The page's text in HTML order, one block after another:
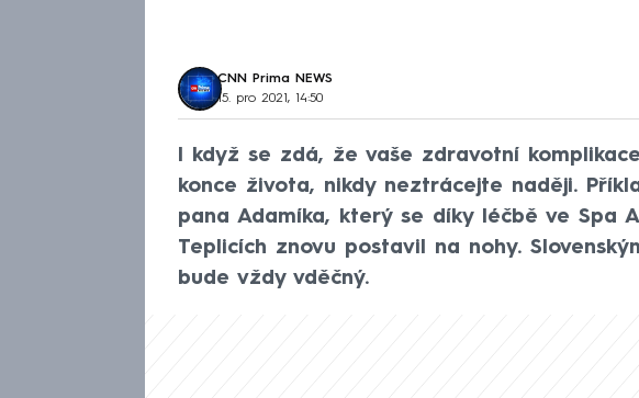
CNN Prima NEWS
15. pro 2021, 14:50
I když se zdá, že vaše zdravotní
konce života, nikdy neztrácejte naději.
pana Adamíka, který se díky léčbě ve Spa
Teplicích znovu postavil na nohy.
bude vždy vděčný.